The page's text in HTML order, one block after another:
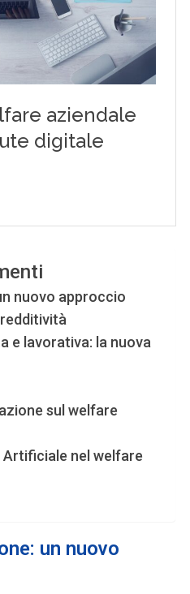
nuovo approccio
e lavorativa: la nuova
sul welfare
Artificiale nel welfare
un nuovo